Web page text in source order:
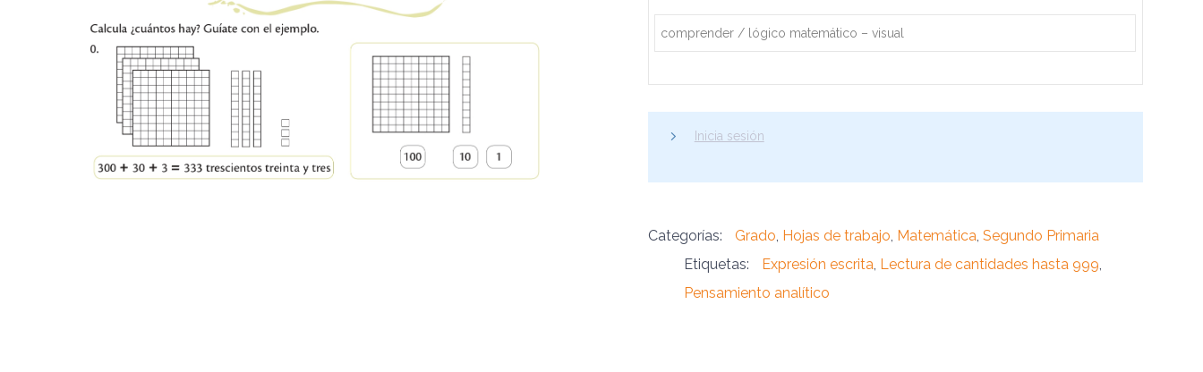
comprender / lógico matemático – visual
Inicia sesión
Categorías: Grado, Hojas de trabajo, Matemática, Segundo Primaria
Etiquetas:
Expresión escrita, Lectura de cantidades hasta 999,
Pensamiento analítico